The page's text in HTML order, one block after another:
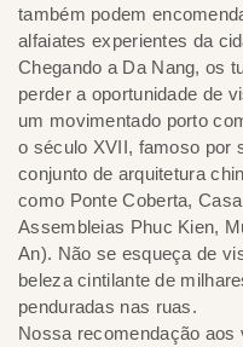
também podem
alfaiates experientes da
Chegando a Da Nang, os
perder a oportunidade de
um movimentado porto
o século XVII, famoso por
conjunto de arquitetura
como Ponte Coberta,
Assembleias Phuc Kien,
An). Não se esqueça de
beleza cintilante de
penduradas nas ruas.
Nossa recomendação